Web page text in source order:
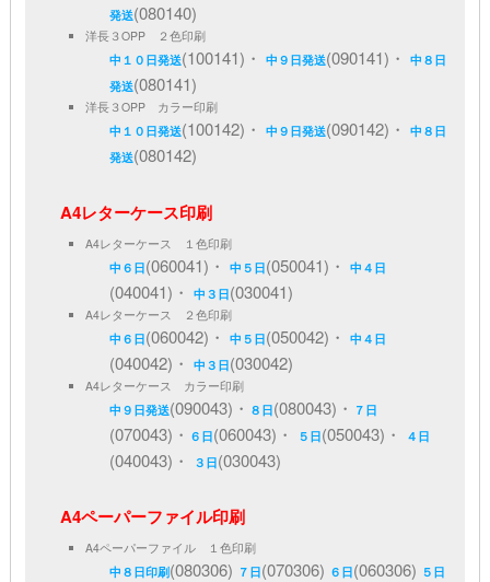
発送(080140)
洋長３OPP ２色印刷
中１０日発送(100141)・中９日発送(090141)・中８日
発送(080141)
洋長３OPP カラー印刷
中１０日発送(100142)・中９日発送(090142)・中８日
発送(080142)
A4レターケース印刷
A4レターケース １色印刷
中６日(060041)・中５日(050041)・中４日
(040041)・中３日(030041)
A4レターケース ２色印刷
中６日(060042)・中５日(050042)・中４日
(040042)・中３日(030042)
A4レターケース カラー印刷
中９日発送(090043)・ ８日(080043)・ ７日
(070043)・ ６日(060043)・ ５日(050043)・ ４日
(040043)・ ３日(030043)
A4ペーパーファイル印刷
A4ペーパーファイル １色印刷
中８日印刷(080306) ７日(070306) ６日(060306) ５日